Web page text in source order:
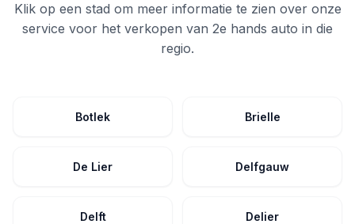
Klik op een stad om meer informatie te zien over onze
service voor het verkopen van 2e hands auto in die
regio.
Botlek Brielle
De Lier Delfgauw
Delft Delier